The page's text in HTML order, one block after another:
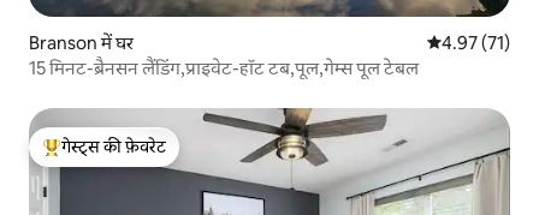
Branson में घर औसत रेटिंग 5 में
4.97 (71)
15 मिनट-ब्रैनसन लैंडिंग,प्राइवेट-हॉट टब,पूल,गेम्स पूल टेबल
गेस्ट्स का टॉप फ़ेवरेट
गेस्ट्स की फ़ेवरेट